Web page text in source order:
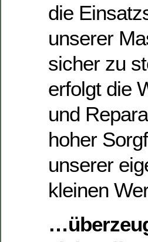
die
unserer
sicher zu
erfolgt die
und
hoher
unserer
kleinen